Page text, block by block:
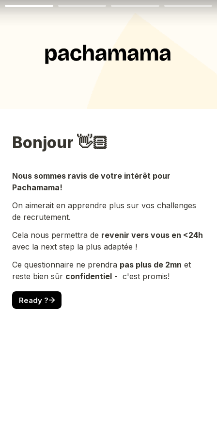
Bonjour 👋🏻
Nous sommes ravis de votre intérêt pour
Pachamama!
On aimerait en apprendre plus sur vos challenges
de recrutement.
Cela nous permettra de revenir vers vous en <24h
avec la next step la plus adaptée !
Ce questionnaire ne prendra pas plus de 2mn et
reste bien sûr confidentiel -  c'est promis!
Ready ?